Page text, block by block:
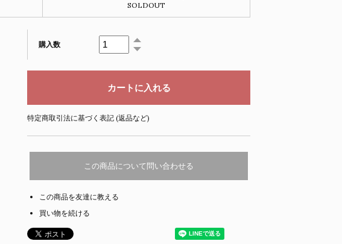
SOLDOUT
購入数
特定商取引法に基づく表記 (返品など)
この商品について問い合わせる
この商品を友達に教える
買い物を続ける